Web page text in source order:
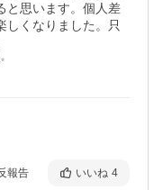
と思います。個人差
しくなりました。只
報告 いいね 4